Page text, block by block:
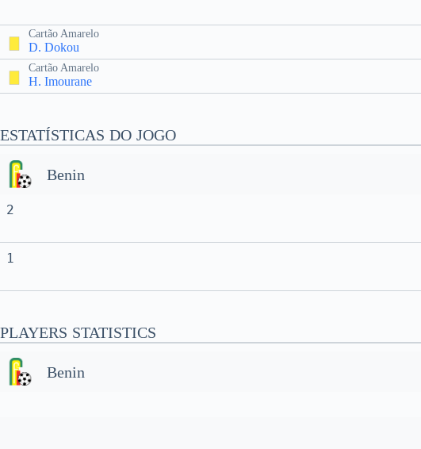
Cartão Amarelo
D. Dokou
Cartão Amarelo
H. Imourane
ESTATÍSTICAS DO JOGO
Benin
2
1
PLAYERS STATISTICS
Benin